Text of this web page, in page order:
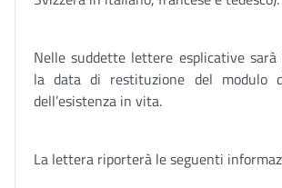
Nelle suddette lettere esplicative
la data di restituzione del modulo
dell’esistenza in vita.
La lettera riporterà le seguenti